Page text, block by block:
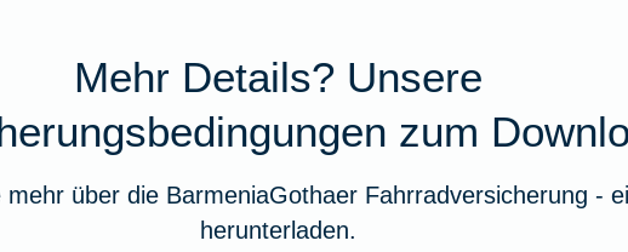
Mehr Details? Unsere
zum
mehr über die BarmeniaGothaer Fahrradversicherung -
herunterladen.